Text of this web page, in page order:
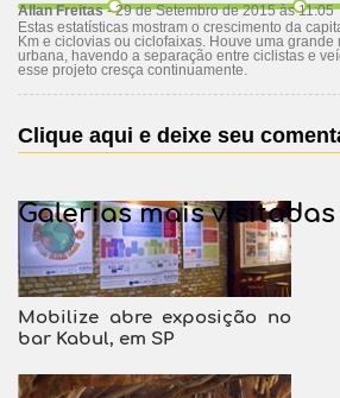
Allan Freitas- 29 de Setembro de 2015 às 11:05
Estas estatísticas mostram o crescimento da
Km e ciclovias ou ciclofaixas. Houve uma
urbana, havendo a separação entre ciclistas e
esse projeto cresça continuamente.
Clique aqui e deixe seu
Galerias mais visitadas
Mobilize abre exposição no
bar Kabul, em SP